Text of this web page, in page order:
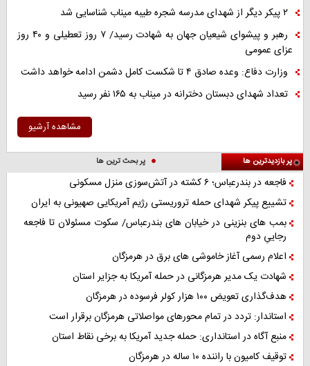
۲ پیکر دیگر از شهدای مدرسه شجره طیبه میناب شناسایی شد
رهبر و پیشوای شیعیان جهان به شهادت رسید/ ۷ روز تعطیلی و ۴۰ روز
عزای عمومی
وزارت دفاع: وعده صادق ۴ تا شکست کامل دشمن ادامه خواهد داشت
تعداد شهدای دبستان دخترانه در میناب به ۱۶۵ نفر رسید
مشاهده آرشیو
پر بازدیدترین ها پر بحث ترین ها
فاجعه در بندرعباس؛ ۶ کشته در آتش‌سوزی منزل مسکونی
تشییع پیکر شهدای حمله تروریستی رژیم آمریکایی صهیونی به ایران
بمب های بنزینی در خیابان های بندرعباس/ سکوت مسئولان تا فاجعه
رجاییِ دوم
اعلام رسمی آغاز خاموشی های برق در هرمزگان
شهادت یک مدیر هرمزگانی در حمله آمریکا به جزایر استان
هدف‌گذاری تعویض ۱۰۰ هزار کولر فرسوده در هرمزگان
استاندار: تردد در تمام محورهای مواصلاتی هرمزگان برقرار است
منبع آگاه در استانداری: حمله جدید آمریکا به برخی نقاط استان
توقیف کامیون با راننده ۱۰ ساله در هرمزگان